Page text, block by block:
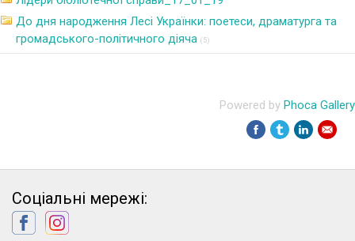
До дня народження Лесі Українки: поетеси, драматурга та
громадського-політичного діяча (5)
Powered by Phoca Gallery
Соціальні мережі: